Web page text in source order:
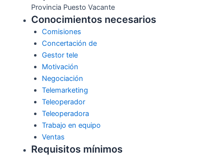
Provincia Puesto Vacante
Conocimientos necesarios
Comisiones
Concertación de
Gestor tele
Motivación
Negociación
Telemarketing
Teleoperador
Teleoperadora
Trabajo en equipo
Ventas
Requisitos mínimos